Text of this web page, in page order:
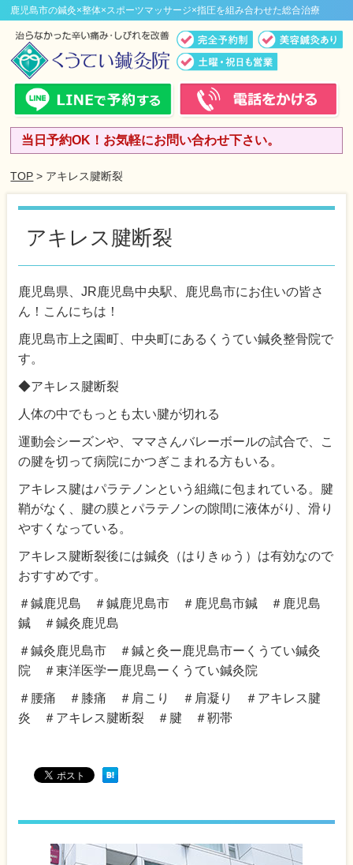
鹿児島市の鍼灸×整体×スポーツマッサージ×指圧を組み合わせた総合治療
当日予約OK！お気軽にお問い合わせ下さい。
TOP > アキレス腱断裂
アキレス腱断裂
鹿児島県、JR鹿児島中央駅、鹿児島市にお住いの皆さ
ん！こんにちは！
鹿児島市上之園町、中央町にあるくうてい鍼灸整骨院で
す。
◆アキレス腱断裂
人体の中でもっとも太い腱が切れる
運動会シーズンや、ママさんバレーボールの試合で、こ
の腱を切って病院にかつぎこまれる方もいる。
アキレス腱はパラテノンという組織に包まれている。腱
鞘がなく、腱の膜とパラテノンの隙間に液体がり、滑り
やすくなっている。
アキレス腱断裂後には鍼灸（はりきゅう）は有効なので
おすすめです。
＃鍼鹿児島 ＃鍼鹿児島市 ＃鹿児島市鍼 ＃鹿児島
鍼 ＃鍼灸鹿児島
＃鍼灸鹿児島市 ＃鍼と灸ー鹿児島市ーくうてい鍼灸
院 ＃東洋医学ー鹿児島ーくうてい鍼灸院
＃腰痛 ＃膝痛 ＃肩こり ＃肩凝り ＃アキレス腱
炎 ＃アキレス腱断裂 ＃腱 ＃靭帯